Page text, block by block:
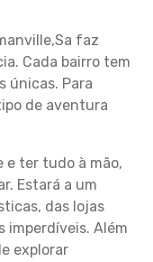
faz
Cada bairro tem
únicas. Para
de aventura
e ter tudo à mão,
Estará a um
das lojas
imperdíveis. Além
explorar